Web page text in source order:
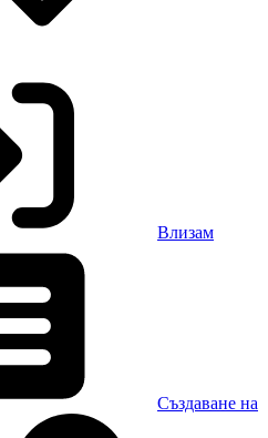
Влизам
Създаване на